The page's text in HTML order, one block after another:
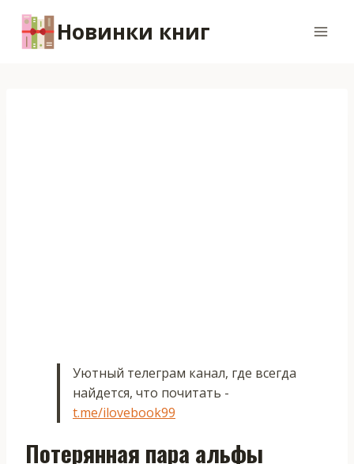
содержимому
Новинки книг
Уютный телеграм канал, где всегда
найдется, что почитать -
t.me/ilovebook99
Потерянная пара альфы